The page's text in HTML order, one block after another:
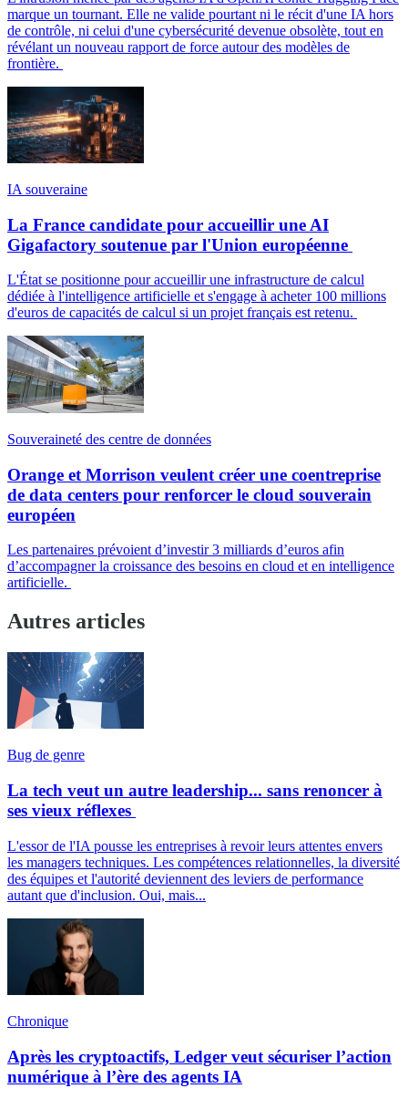
marque un tournant. Elle ne valide pourtant ni le récit d'une IA hors
de contrôle, ni celui d'une cybersécurité devenue obsolète, tout en
révélant un nouveau rapport de force autour des modèles de
frontière.
IA souveraine
La France candidate pour accueillir une AI
Gigafactory soutenue par l'Union européenne
L'État se positionne pour accueillir une infrastructure de calcul
dédiée à l'intelligence artificielle et s'engage à acheter 100 millions
d'euros de capacités de calcul si un projet français est retenu.
Souveraineté des centre de données
Orange et Morrison veulent créer une coentreprise
de data centers pour renforcer le cloud souverain
européen
Les partenaires prévoient d’investir 3 milliards d’euros afin
d’accompagner la croissance des besoins en cloud et en intelligence
artificielle.
Autres articles
Bug de genre
La tech veut un autre leadership... sans renoncer à
ses vieux réflexes
L'essor de l'IA pousse les entreprises à revoir leurs attentes envers
les managers techniques. Les compétences relationnelles, la diversité
des équipes et l'autorité deviennent des leviers de performance
autant que d'inclusion. Oui, mais...
Chronique
Après les cryptoactifs, Ledger veut sécuriser l’action
numérique à l’ère des agents IA